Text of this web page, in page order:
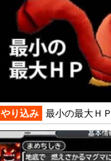
やり込み 最小の最大ＨＰ